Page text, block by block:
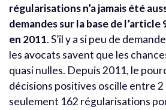
régularisations n’a jamais été
demandes sur la base de
en 2011. S’il y a si peu de
les avocats savent que les
quasi nulles. Depuis 2011, le
décisions positives oscille entre 2
seulement 162 régularisations